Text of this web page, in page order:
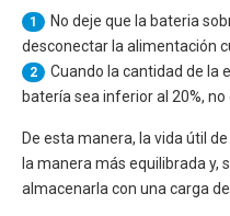
1
No deje que la bateria
desconectar la alimentación
2 Cuando la cantidad de la
batería sea inferior al 20%, no
De esta manera, la vida útil
la manera más equilibrada y,
almacenarla con una carga